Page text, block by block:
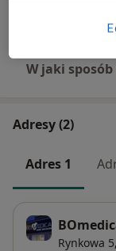
W jaki
Adresy (2)
Adres 1
Rynkowa 5,